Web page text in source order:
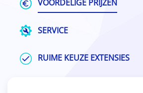
VOORDELIGE PRIJZEN
SERVICE
RUIME KEUZE EXTENSIES